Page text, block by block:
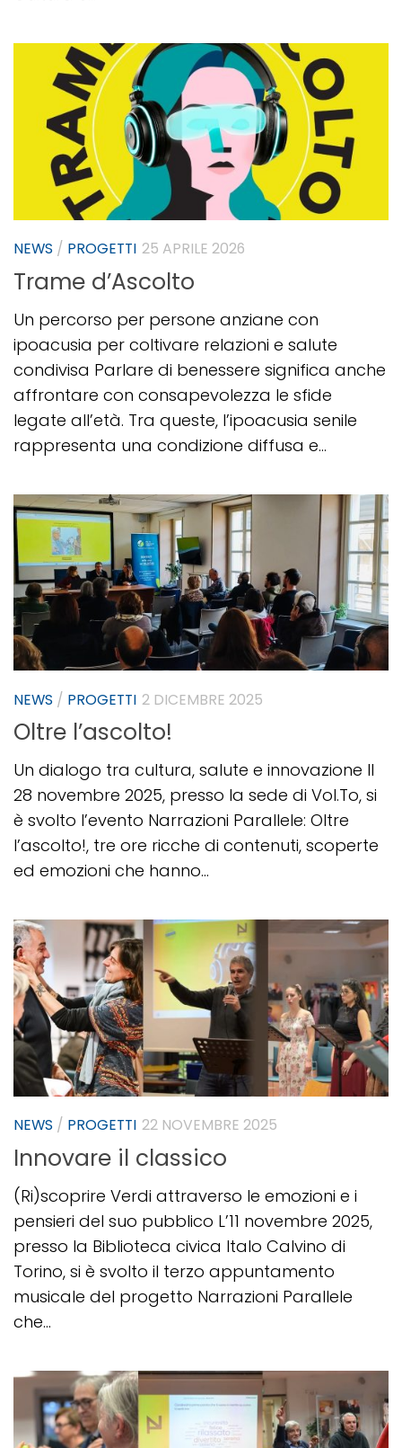
NEWS / PROGETTI 25 APRILE 2026
Trame d’Ascolto
Un percorso per persone anziane con
ipoacusia per coltivare relazioni e salute
condivisa Parlare di benessere significa anche
affrontare con consapevolezza le sfide
legate all’età. Tra queste, l’ipoacusia senile
rappresenta una condizione diffusa e...
NEWS / PROGETTI 2 DICEMBRE 2025
Oltre l’ascolto!
Un dialogo tra cultura, salute e innovazione Il
28 novembre 2025, presso la sede di Vol.To, si
è svolto l’evento Narrazioni Parallele: Oltre
l’ascolto!, tre ore ricche di contenuti, scoperte
ed emozioni che hanno...
NEWS / PROGETTI 22 NOVEMBRE 2025
Innovare il classico
(Ri)scoprire Verdi attraverso le emozioni e i
pensieri del suo pubblico L’11 novembre 2025,
presso la Biblioteca civica Italo Calvino di
Torino, si è svolto il terzo appuntamento
musicale del progetto Narrazioni Parallele
che...